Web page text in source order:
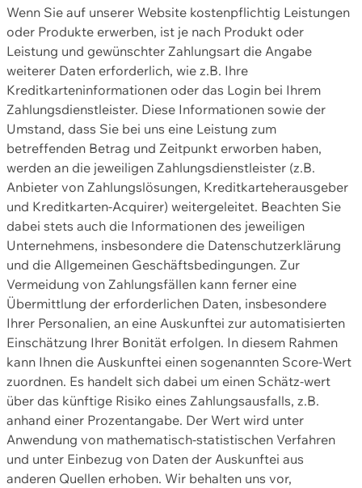
Wenn Sie auf unserer Website kostenpflichtig Leistungen
oder Produkte erwerben, ist je nach Produkt oder
Leistung und gewünschter Zahlungsart die Angabe
weiterer Daten erforderlich, wie z.B. Ihre
Kreditkarteninformationen oder das Login bei Ihrem
Zahlungsdienstleister. Diese Informationen sowie der
Umstand, dass Sie bei uns eine Leistung zum
betreffenden Betrag und Zeitpunkt erworben haben,
werden an die jeweiligen Zahlungsdienstleister (z.B.
Anbieter von Zahlungslösungen, Kreditkarteherausgeber
und Kreditkarten-Acquirer) weitergeleitet. Beachten Sie
dabei stets auch die Informationen des jeweiligen
Unternehmens, insbesondere die Datenschutzerklärung
und die Allgemeinen Geschäftsbedingungen. Zur
Vermeidung von Zahlungsfällen kann ferner eine
Übermittlung der erforderlichen Daten, insbesondere
Ihrer Personalien, an eine Auskunftei zur automatisierten
Einschätzung Ihrer Bonität erfolgen. In diesem Rahmen
kann Ihnen die Auskunftei einen sogenannten Score-Wert
zuordnen. Es handelt sich dabei um einen Schätz-wert
über das künftige Risiko eines Zahlungsausfalls, z.B.
anhand einer Prozentangabe. Der Wert wird unter
Anwendung von mathematisch-statistischen Verfahren
und unter Einbezug von Daten der Auskunftei aus
anderen Quellen erhoben. Wir behalten uns vor,